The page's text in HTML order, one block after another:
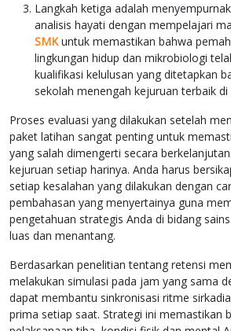
Langkah ketiga adalah
analisis hayati dengan mempelajari
SMKuntuk memastikan bahwa
lingkungan hidup dan mikrobiologi
kualifikasi kelulusan yang ditetapkan
sekolah menengah kejuruan terbaik di
Proses evaluasi yang dilakukan setelah
paket latihan sangat penting untuk
yang salah dimengerti secara
kejuruan setiap harinya. Anda harus
setiap kesalahan yang dilakukan dengan
pembahasan yang menyertainya guna
pengetahuan strategis Anda di bidang
luas dan menantang.
Berdasarkan penelitian tentang retensi
melakukan simulasi pada jam yang sama
dapat membantu sinkronisasi ritme
prima setiap saat. Strategi ini memastikan